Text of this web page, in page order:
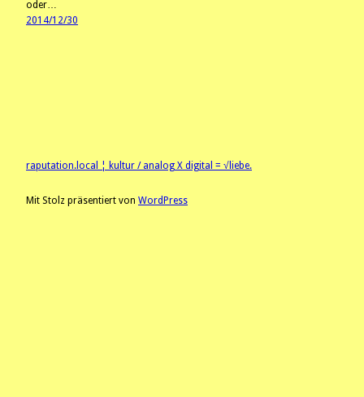
oder…
2014/12/30
raputation.local ¦ kultur / analog X digital = √liebe.
Mit Stolz präsentiert von WordPress